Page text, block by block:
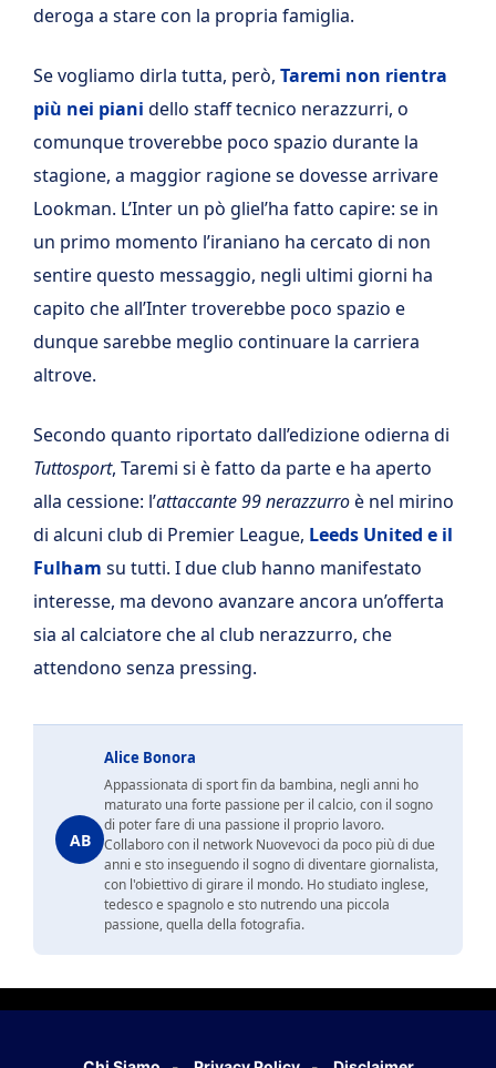
deroga a stare con la propria famiglia.
Se vogliamo dirla tutta, però, Taremi non rientra
più nei piani dello staff tecnico nerazzurri, o
comunque troverebbe poco spazio durante la
stagione, a maggior ragione se dovesse arrivare
Lookman. L’Inter un pò gliel’ha fatto capire: se in
un primo momento l’iraniano ha cercato di non
sentire questo messaggio, negli ultimi giorni ha
capito che all’Inter troverebbe poco spazio e
dunque sarebbe meglio continuare la carriera
altrove.
Secondo quanto riportato dall’edizione odierna di
Tuttosport, Taremi si è fatto da parte e ha aperto
alla cessione: l’attaccante 99 nerazzurroè nel mirino
di alcuni club di Premier League, Leeds United e il
Fulham su tutti. I due club hanno manifestato
interesse, ma devono avanzare ancora un’offerta
sia al calciatore che al club nerazzurro, che
attendono senza pressing.
AB
Alice Bonora
Appassionata di sport fin da bambina, negli anni ho
maturato una forte passione per il calcio, con il sogno
di poter fare di una passione il proprio lavoro.
Collaboro con il network Nuovevoci da poco più di due
anni e sto inseguendo il sogno di diventare giornalista,
con l'obiettivo di girare il mondo. Ho studiato inglese,
tedesco e spagnolo e sto nutrendo una piccola
passione, quella della fotografia.